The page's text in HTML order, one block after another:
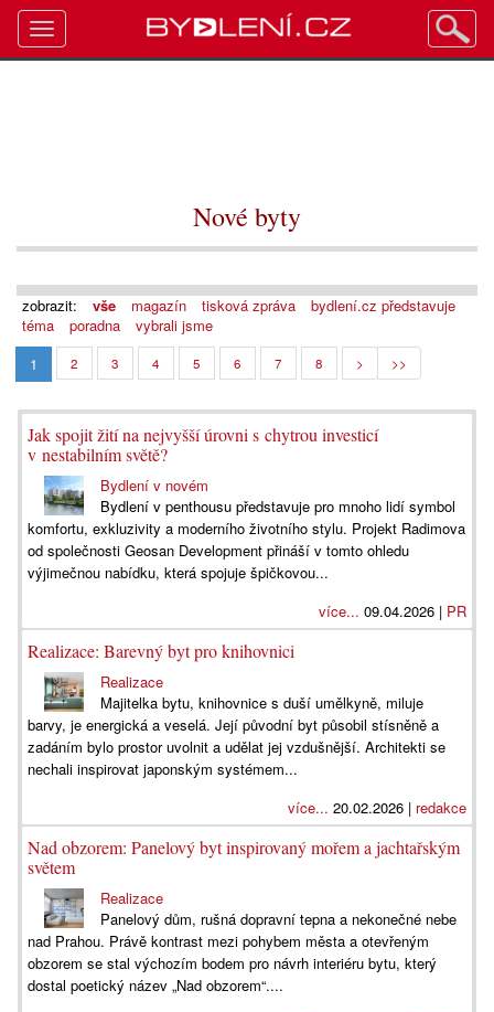
Nové byty
zobrazit: vše magazín tisková zpráva
bydlení.cz představuje
téma
poradna
vybrali jsme
1
2 3 4 5 6 7 8 > >>
Jak spojit žití na nejvyšší úrovni s chytrou investicí
v nestabilním světě?
Bydlení v novém
Bydlení v penthousu představuje pro mnoho lidí symbol
komfortu, exkluzivity a moderního životního stylu. Projekt Radimova
od společnosti Geosan Development přináší v tomto ohledu
výjimečnou nabídku, která spojuje špičkovou...
více... 09.04.2026 | PR
Realizace: Barevný byt pro knihovnici
Realizace
Majitelka bytu, knihovnice s duší umělkyně, miluje
barvy, je energická a veselá. Její původní byt působil stísněně a
zadáním bylo prostor uvolnit a udělat jej vzdušnější. Architekti se
nechali inspirovat japonským systémem...
více... 20.02.2026 | redakce
Nad obzorem: Panelový byt inspirovaný mořem a jachtařským
světem
Realizace
Panelový dům, rušná dopravní tepna a nekonečné nebe
nad Prahou. Právě kontrast mezi pohybem města a otevřeným
obzorem se stal výchozím bodem pro návrh interiéru bytu, který
dostal poetický název „Nad obzorem“....
Toggle
navigation